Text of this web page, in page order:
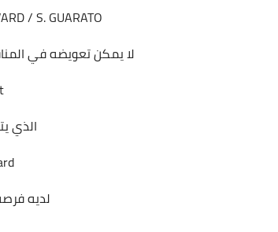
/ S. GUARATO
لا يمكن تعويضه في
الذي